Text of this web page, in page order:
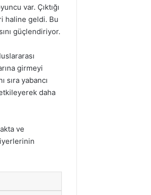
var. Çıktığı
haline geldi. Bu
güçlendiriyor.
girmeyi
sıra yabancı
daha
ve